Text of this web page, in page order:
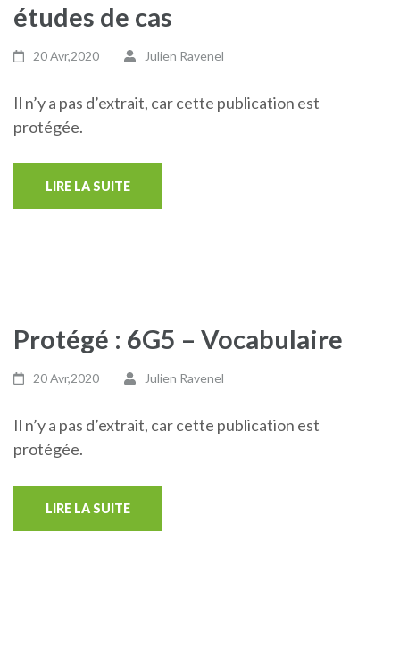
études de cas
20 Avr,2020 Julien Ravenel
Il n’y a pas d’extrait, car cette publication est
protégée.
LIRE LA SUITE
Protégé : 6G5 – Vocabulaire
20 Avr,2020 Julien Ravenel
Il n’y a pas d’extrait, car cette publication est
protégée.
LIRE LA SUITE